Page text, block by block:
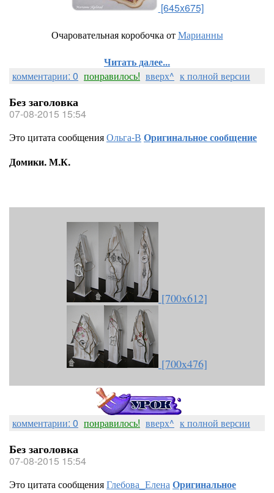
[645x675]
Очаровательная коробочка отМарианны
Читать далее...
комментарии: 0 понравилось! вверх^ к полной версии
Без заголовка
07-08-2015 15:54
Это цитата сообщенияОльга-В Оригинальное сообщение
Домики. М.К.
[700x612]
[700x476]
комментарии: 0 понравилось! вверх^ к полной версии
Без заголовка
07-08-2015 15:54
Это цитата сообщенияГлебова_ЕленаОригинальное